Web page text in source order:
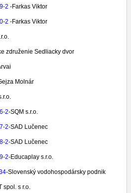
2 -Farkas Viktor
2 -Farkas Viktor
združenie Sedliacky dvor
Molnár
2-SQM s.r.o.
2-SAD Lučenec
2-SAD Lučenec
2-Educaplay s.r.o.
-Slovenský vodohospodársky podnik
spol. s r.o.